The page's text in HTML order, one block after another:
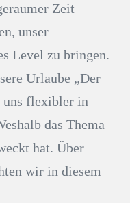
Zeit
unser
Level zu bringen.
Urlaube „Der
uns flexibler in
das Thema
hat. Über
wir in diesem